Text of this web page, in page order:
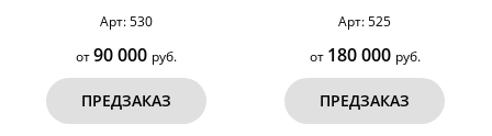
Арт: 530
от90 000 руб.
ПРЕДЗАКАЗ
Арт: 525
от 180 000 руб.
ПРЕДЗАКАЗ